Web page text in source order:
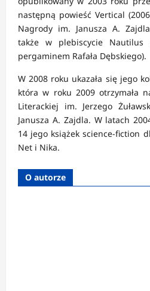
następną powieść Vertical
Nagrody im. Janusza A.
także w plebiscycie Nautilus
pergaminem Rafała Dębskiego).
W 2008 roku ukazała się jego
która w roku 2009 otrzymała
Literackiej im. Jerzego
Janusza A. Zajdla. W latach
14 jego książek science-fiction
Net i Nika.
O autorze